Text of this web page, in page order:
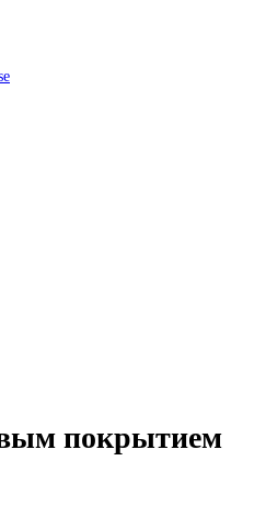
покрытием